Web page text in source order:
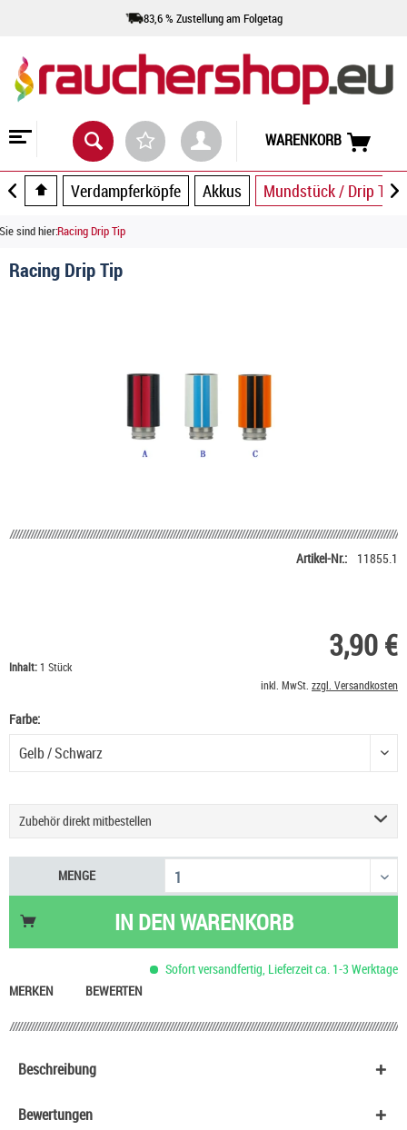
83,6 % Zustellung am Folgetag
WARENKORB
Verdampferköpfe Akkus Mundstück / Drip Tip
Sie sind hier:Racing Drip Tip
Racing Drip Tip
Artikel-Nr.: 11855.1
3,90 €
Inhalt:1 Stück
inkl. MwSt. zzgl. Versandkosten
Farbe:
Zubehör direkt mitbestellen
HeulNichtRum Wave Edition 36,90 €
MENGE
IN DENWARENKORB
Sofort versandfertig, Lieferzeit ca. 1-3 Werktage
MERKEN
BEWERTEN
Beschreibung
Bewertungen